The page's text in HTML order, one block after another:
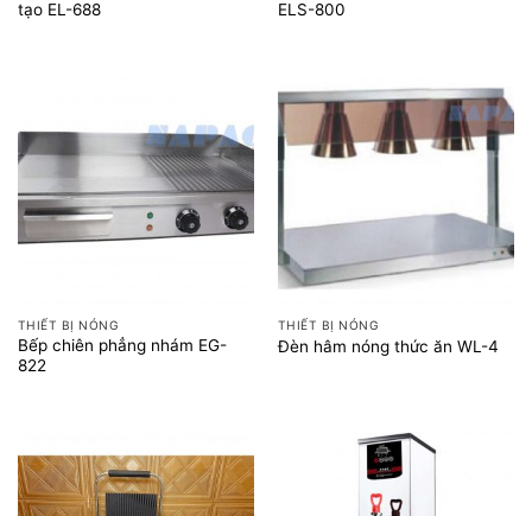
tạo EL-688 ELS-800
THIẾT BỊ NÓNG
Bếp chiên phẳng nhám EG-
822
THIẾT BỊ NÓNG
Đèn hâm nóng thức ăn WL-4